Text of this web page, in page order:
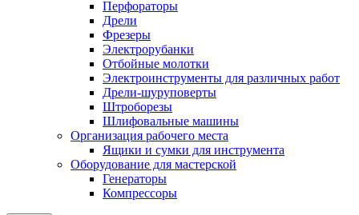
Перфораторы
Дрели
Фрезеры
Электрорубанки
Отбойные молотки
Электроинструменты для различных работ
Дрели-шуруповерты
Штроборезы
Шлифовальные машины
Организация рабочего места
Ящики и сумки для инструмента
Оборудование для мастерской
Генераторы
Компрессоры